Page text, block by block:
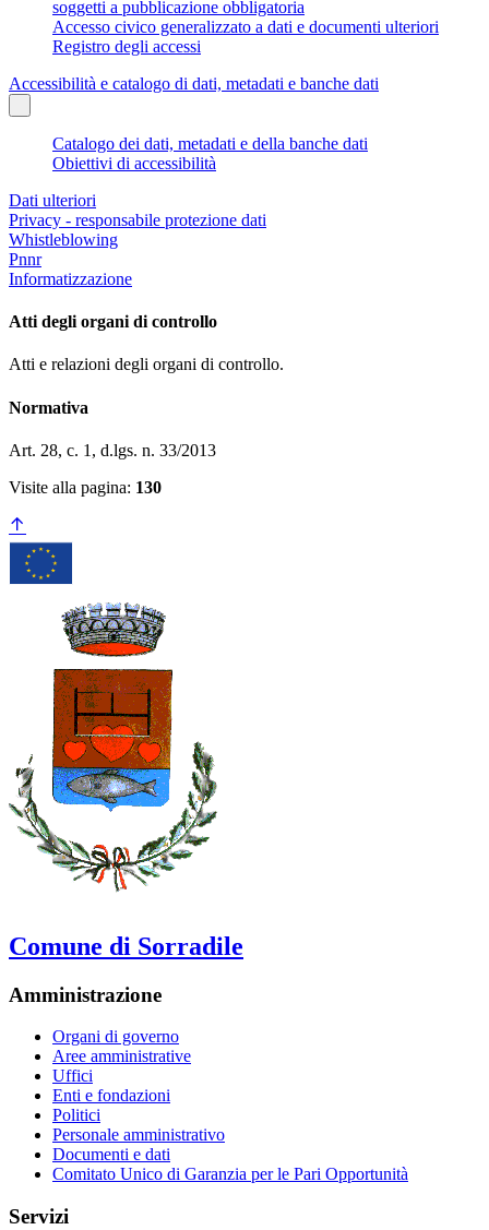
soggetti a pubblicazione obbligatoria
Accesso civico generalizzato a dati e documenti ulteriori
Registro degli accessi
Accessibilità e catalogo di dati, metadati e banche dati
Catalogo dei dati, metadati e della banche dati
Obiettivi di accessibilità
Dati ulteriori
Privacy - responsabile protezione dati
Whistleblowing
Pnnr
Informatizzazione
Atti degli organi di controllo
Atti e relazioni degli organi di controllo.
Normativa
Art. 28, c. 1, d.lgs. n. 33/2013
Visite alla pagina: 130
Comune di Sorradile
Amministrazione
Organi di governo
Aree amministrative
Uffici
Enti e fondazioni
Politici
Personale amministrativo
Documenti e dati
Comitato Unico di Garanzia per le Pari Opportunità
Servizi